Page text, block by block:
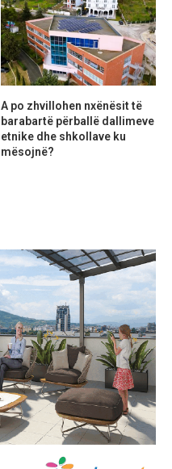
A po zhvillohen nxënësit të
barabartë përballë dallimeve
etnike dhe shkollave ku
mësojnë?